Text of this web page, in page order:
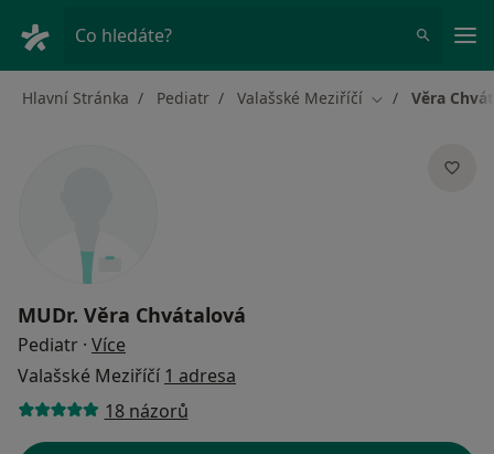
Co hledáte?
Hlavní Stránka Pediatr Valašské Meziříčí Změna města
Věra
MUDr. Věra Chvátalová
Pediatr · Více
Valašské Meziříčí 1 adresa
18 názorů